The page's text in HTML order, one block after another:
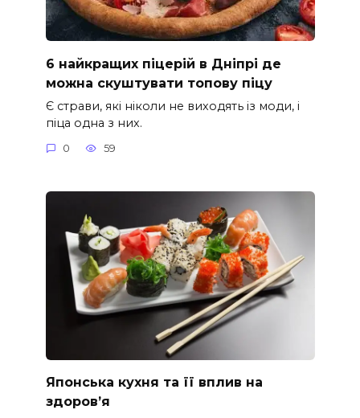
6 найкращих піцерій в Дніпрі де
можна скуштувати топову піцу
Є страви, які ніколи не виходять із моди, і
піца одна з них.
0 59
Японська кухня та її вплив на
здоров’я